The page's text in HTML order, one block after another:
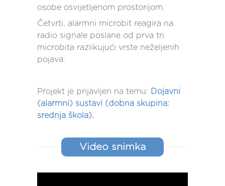
osobe osvijetljenom prostorijom.
Četvrti, alarmni microbit reagira na
radio signale poslane od prva tri
microbita razlikujući vrste neželjenih
pojava.
Projekt je prijavljen na temu: Dojavni
(alarmni) sustavi (dobna skupina:
srednja škola).
Video snimka